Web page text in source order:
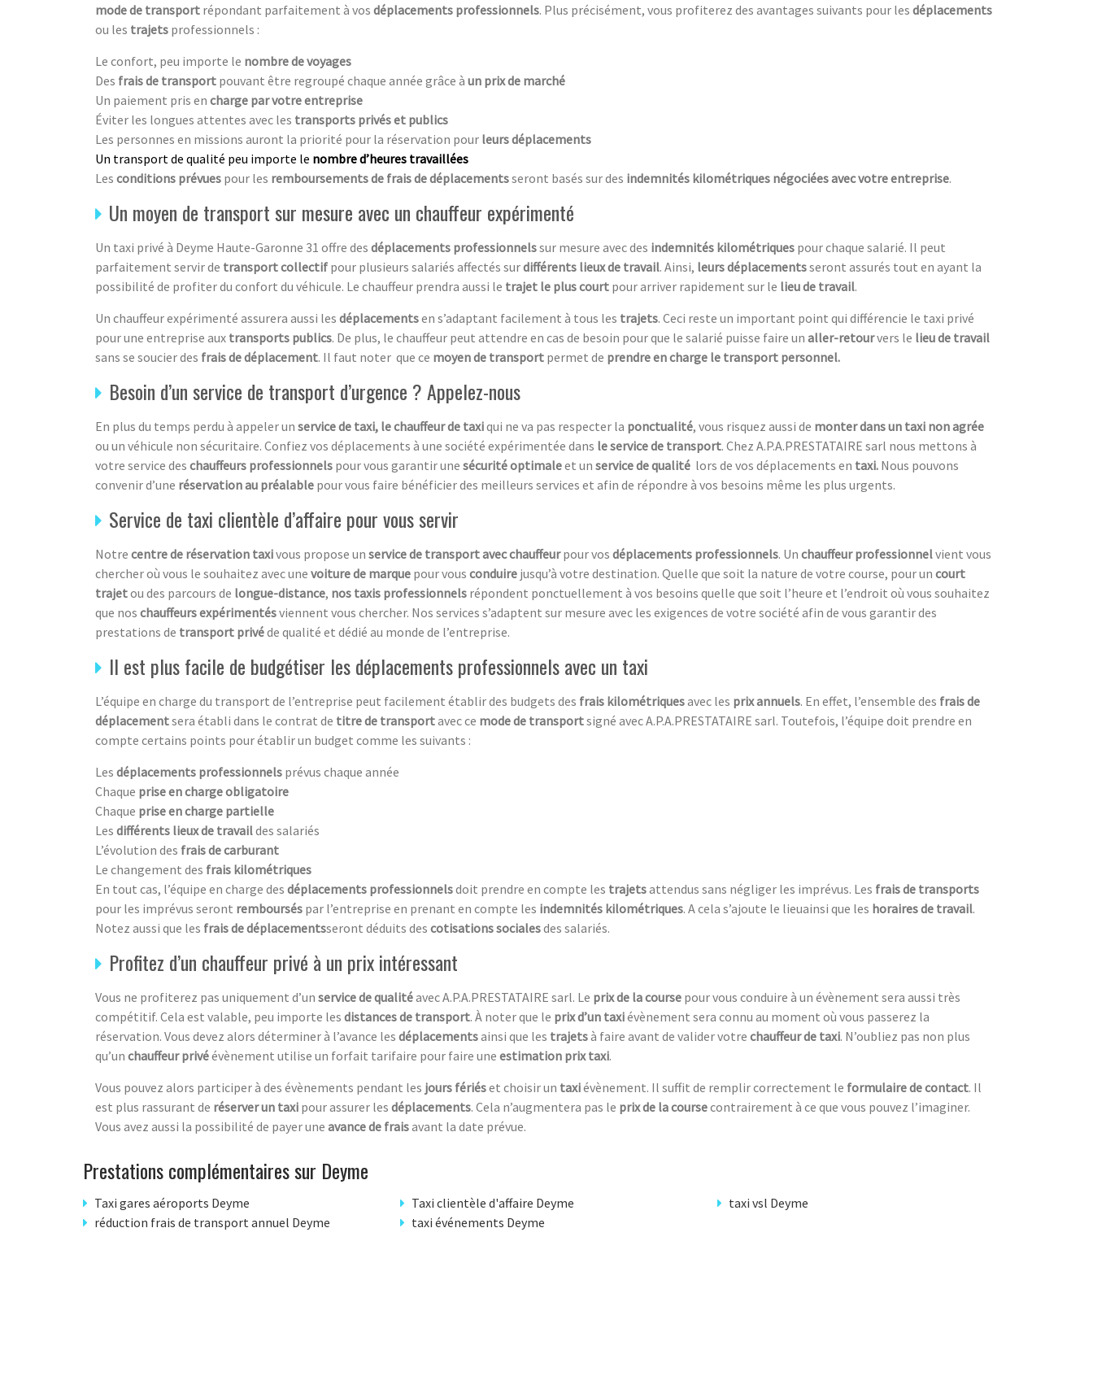
mode de transport répondant parfaitement à vos déplacements professionnels. Plus précisément, vous profiterez des avantages suivants pour les déplacements
ou les trajets professionnels :
Le confort, peu importe le nombre de voyages
Des frais de transport pouvant être regroupé chaque année grâce à un prix de marché
Un paiement pris en charge par votre entreprise
Éviter les longues attentes avec les transports privés et publics
Les personnes en missions auront la priorité pour la réservation pour leurs déplacements
Un transport de qualité peu importe le nombre d’heures travaillées
Les conditions prévues pour les remboursements de frais de déplacementsseront basés sur des indemnités kilométriques négociées avec votre entreprise.
Un moyen de transport sur mesure avec un chauffeur expérimenté
Un taxi privé à Deyme Haute-Garonne 31 offre des déplacements professionnelssur mesure avec des indemnités kilométriques pour chaque salarié. Il peut
parfaitement servir de transport collectif pour plusieurs salariés affectés surdifférents lieux de travail. Ainsi, leurs déplacementsseront assurés tout en ayant la
possibilité de profiter du confort du véhicule. Le chauffeur prendra aussi le trajet le plus court pour arriver rapidement sur le lieu de travail.
Un chauffeur expérimenté assurera aussi les déplacementsen s’adaptant facilement à tous les trajets. Ceci reste un important point qui différencie le taxi privé
pour une entreprise aux transports publics. De plus, le chauffeur peut attendre en cas de besoin pour que le salarié puisse faire un aller-retourvers le lieu de travail
sans se soucier des frais de déplacement. Il faut noter que ce moyen de transport permet de prendre en charge le transport personnel.
Besoin d’un service de transport d’urgence ? Appelez-nous
En plus du temps perdu à appeler un service de taxi, le chauffeur de taxiqui ne va pas respecter la ponctualité, vous risquez aussi de monter dans un taxi non agrée
ou un véhicule non sécuritaire. Confiez vos déplacements à une société expérimentée dans le service de transport. Chez A.P.A.PRESTATAIRE sarl nous mettons à
votre service des chauffeurs professionnels pour vous garantir une sécurité optimaleet un service de qualité lors de vos déplacements en taxi. Nous pouvons
convenir d’une réservation au préalable pour vous faire bénéficier des meilleurs services et afin de répondre à vos besoins même les plus urgents.
Service de taxi clientèle d’affaire pour vous servir
Notre centre de réservation taxivous propose un service de transport avec chauffeurpour vos déplacements professionnels. Un chauffeur professionnelvient vous
chercher où vous le souhaitez avec une voiture de marque pour vous conduire jusqu’à votre destination. Quelle que soit la nature de votre course, pour un court
trajetou des parcours de longue-distance, nos taxis professionnels répondent ponctuellement à vos besoins quelle que soit l’heure et l’endroit où vous souhaitez
que nos chauffeurs expérimentésviennent vous chercher. Nos services s’adaptent sur mesure avec les exigences de votre société afin de vous garantir des
prestations de transport privéde qualité et dédié au monde de l’entreprise.
Il est plus facile de budgétiser les déplacements professionnels avec un taxi
L’équipe en charge du transport de l’entreprise peut facilement établir des budgets des frais kilométriquesavec les prix annuels. En effet, l’ensemble des frais de
déplacementsera établi dans le contrat de titre de transportavec ce mode de transportsigné avec A.P.A.PRESTATAIRE sarl. Toutefois, l’équipe doit prendre en
compte certains points pour établir un budget comme les suivants :
Les déplacements professionnels prévus chaque année
Chaque prise en charge obligatoire
Chaque prise en charge partielle
Les différents lieux de travaildes salariés
L’évolution des frais de carburant
Le changement des frais kilométriques
En tout cas, l’équipe en charge des déplacements professionnelsdoit prendre en compte les trajetsattendus sans négliger les imprévus. Les frais de transports
pour les imprévus seront remboursés par l’entreprise en prenant en compte les indemnités kilométriques. A cela s’ajoute le lieuainsi que les horaires de travail.
Notez aussi que les frais de déplacementsseront déduits des cotisations socialesdes salariés.
Profitez d’un chauffeur privé à un prix intéressant
Vous ne profiterez pas uniquement d’un service de qualitéavec A.P.A.PRESTATAIRE sarl. Le prix de la course pour vous conduire à un évènement sera aussi très
compétitif. Cela est valable, peu importe les distances de transport. À noter que le prix d’un taxiévènement sera connu au moment où vous passerez la
réservation. Vous devez alors déterminer à l’avance les déplacementsainsi que les trajetsà faire avant de valider votre chauffeur de taxi. N’oubliez pas non plus
qu’un chauffeur privéévènement utilise un forfait tarifaire pour faire une estimation prix taxi.
Vous pouvez alors participer à des évènements pendant les jours fériéset choisir un taxiévènement. Il suffit de remplir correctement le formulaire de contact. Il
est plus rassurant de réserver un taxi pour assurer les déplacements. Cela n’augmentera pas le prix de la coursecontrairement à ce que vous pouvez l’imaginer.
Vous avez aussi la possibilité de payer une avance de fraisavant la date prévue.
Prestations complémentaires sur Deyme
Taxi gares aéroports Deyme
réduction frais de transport annuel Deyme
Taxi clientèle d'affaire Deyme
taxi événements Deyme
taxi vsl Deyme